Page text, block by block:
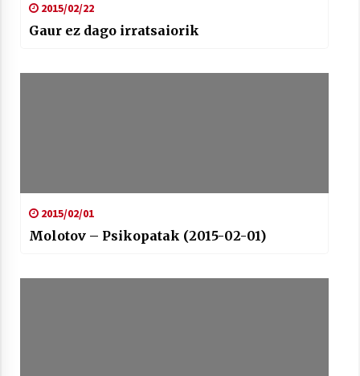
2015/02/22
Gaur ez dago irratsaiorik
2015/02/01
Molotov – Psikopatak (2015-02-01)